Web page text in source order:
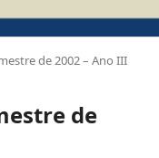
de 2002 – Ano III
de